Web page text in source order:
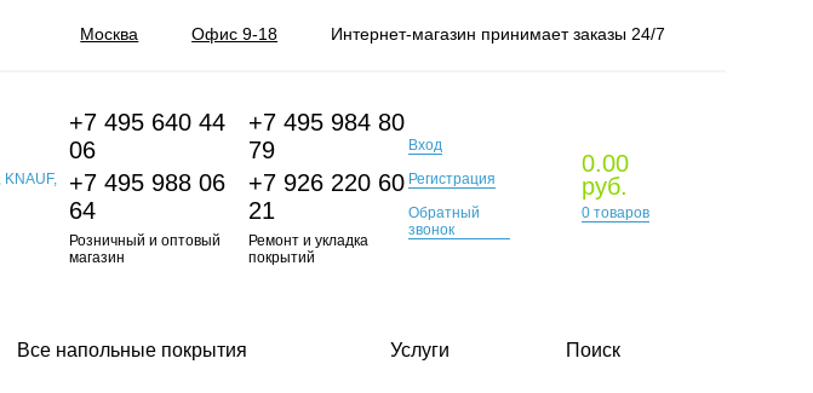
Москва Офис 9-18 Интернет-магазин принимает заказы 24/7
+7 495 640 44
06
+7 495 988 06
64
Розничный и оптовый
магазин
+7 495 984 80
79
+7 926 220 60
21
Ремонт и укладка
покрытий
Вход
Регистрация
Обратный
звонок
0.00
руб.
0товаров
Все напольные покрытия Услуги